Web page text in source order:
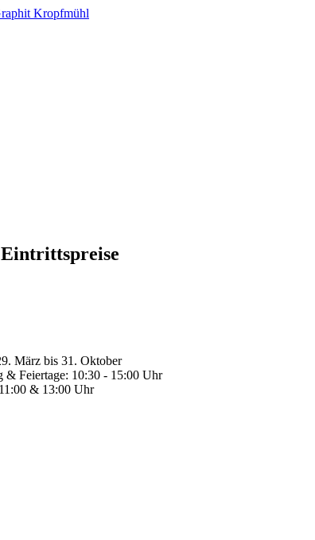
März bis 31. Oktober
& Feiertage: 10:30 - 15:00 Uhr
& 13:00 Uhr